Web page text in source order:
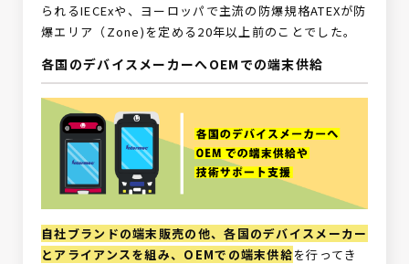
られるIECExや、ヨーロッパで主流の防爆規格ATEXが防
爆エリア（Zone)を定める20年以上前のことでした。
各国のデバイスメーカーへOEMでの端末供給
自社ブランドの端末販売の他、各国のデバイスメーカー
とアライアンスを組み、OEMでの端末供給を行ってき